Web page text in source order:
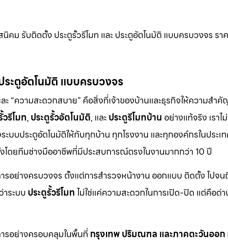
คม รับติดตั้ง ประตูรั้วรีโมท และ ประตูอัตโนมัติ แบบครบวงจร รา
ะตูอัตโนมัติ แบบครบวงจร
ะ “ความสะดวกสบาย” คือสิ่งที่เจ้าของบ้านและธุรกิจให้ความสำ
วรีโมท, ประตูรั้วอัตโนมัติ, และประตูรีโมทบ้านอย่างแท้จริง เรา
บบประตูอัตโนมัติให้กับทุกบ้าน ทุกโรงงาน และทุกองค์กรในประเ
โดยทีมช่างมืออาชีพที่มีประสบการณ์ตรงในงานมากกว่า 10 ปี
รอย่างครบวงจร ตั้งแต่การสำรวจหน้างาน ออกแบบ ติดตั้ง ไปจ
าระบบ ประตูรั้วรีโมทไม่ใช่แค่ความสะดวกในการเปิด-ปิด แต่คือ
รอย่างครอบคลุมในพื้นที่ กรุงเทพ ปริมณฑล และภาคตะวันออก